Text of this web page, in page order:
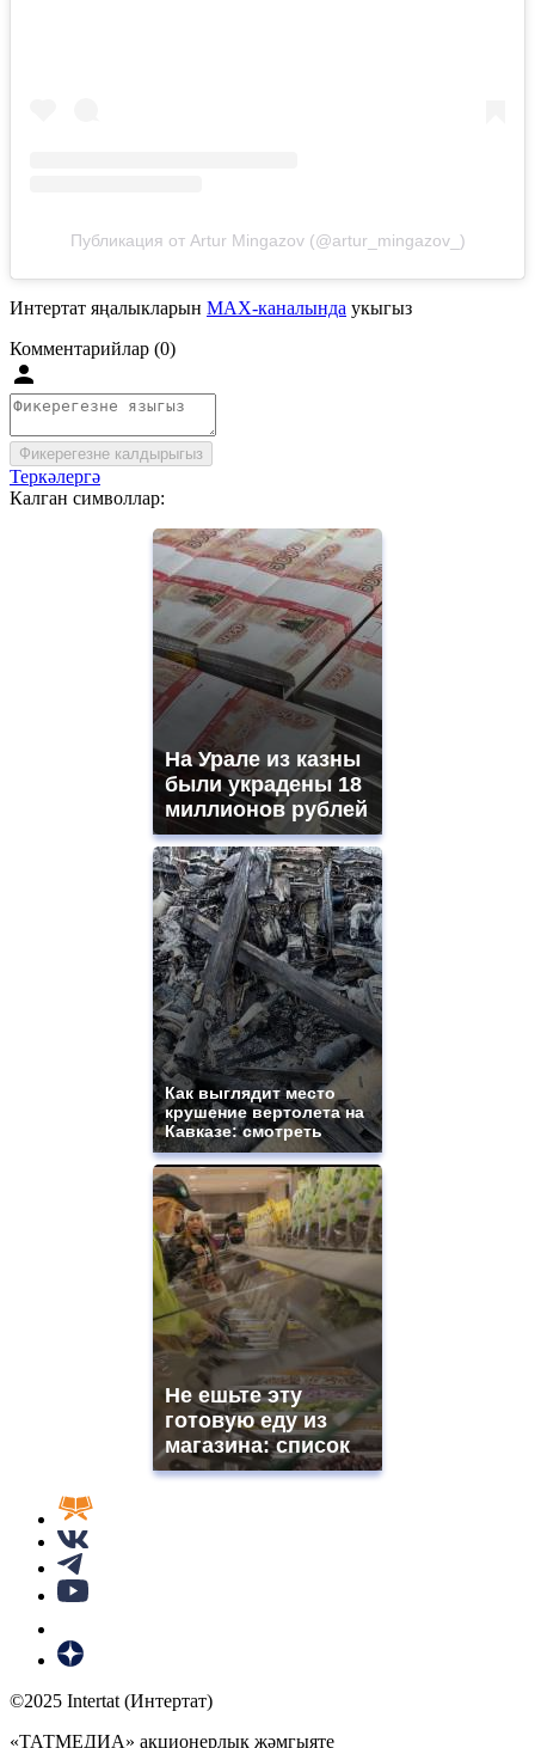
Публикация от Artur Mingazov (@artur_mingazov_)
Интертат яңалыкларын MAX-каналында укыгыз
Комментарийлар (0)
Фикерегезне калдырыгыз
Теркәлергә
Калган символлар:
На Урале из казны
были украдены 18
миллионов рублей
Как выглядит место
крушение вертолета на
Кавказе: смотреть
Не ешьте эту
готовую еду из
магазина: список
©2025 Intertat (Интертат)
«ТАТМЕДИА» акционерлык җәмгыяте